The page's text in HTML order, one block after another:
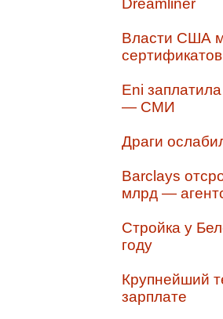
Dreamliner
Власти США
Eni
— СМИ
Драги
Barclays
млрд —
Стройка у
году
Крупнейший
зарплате